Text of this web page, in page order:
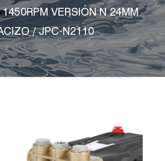
VERSIÓN N 24MM
/JPC-N2110